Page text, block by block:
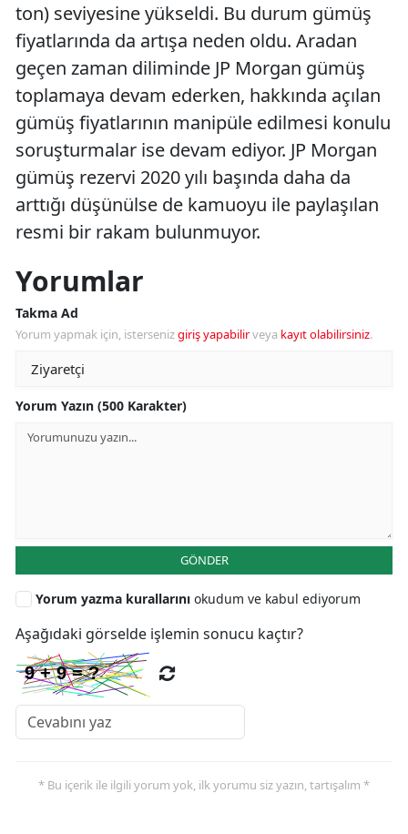
ton) seviyesine yükseldi. Bu durum gümüş
fiyatlarında da artışa neden oldu. Aradan
geçen zaman diliminde JP Morgan gümüş
toplamaya devam ederken, hakkında açılan
gümüş fiyatlarının manipüle edilmesi konulu
soruşturmalar ise devam ediyor. JP Morgan
gümüş rezervi 2020 yılı başında daha da
arttığı düşünülse de kamuoyu ile paylaşılan
resmi bir rakam bulunmuyor.
Yorumlar
Takma Ad
Yorum yapmak için, istersenizgiriş yapabilirveya kayıt olabilirsiniz.
Yorum Yazın (500 Karakter)
GÖNDER
Yorum yazma kurallarını okudum ve kabul ediyorum
Aşağıdaki görselde işlemin sonucu kaçtır?
* Bu içerik ile ilgili yorum yok, ilk yorumu siz yazın, tartışalım *